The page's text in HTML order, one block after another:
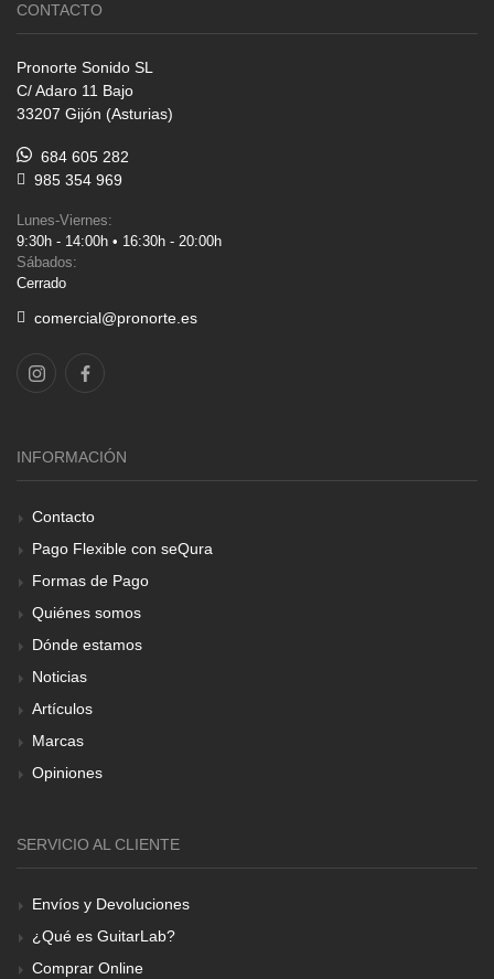
CONTACTO
Pronorte Sonido SL
C/ Adaro 11 Bajo
33207 Gijón (Asturias)
684 605 282
985 354 969
Lunes-Viernes:
9:30h - 14:00h • 16:30h - 20:00h
Sábados:
Cerrado
comercial@pronorte.es
INFORMACIÓN
Contacto
Pago Flexible con seQura
Formas de Pago
Quiénes somos
Dónde estamos
Noticias
Artículos
Marcas
Opiniones
SERVICIO AL CLIENTE
Envíos y Devoluciones
¿Qué es GuitarLab?
Comprar Online